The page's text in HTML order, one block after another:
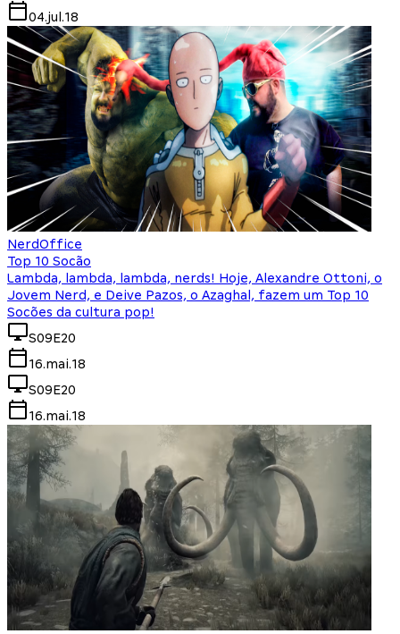
04.jul.18
NerdOffice
Top 10 Socão
Lambda, lambda, lambda, nerds! Hoje, Alexandre Ottoni, o
Jovem Nerd, e Deive Pazos, o Azaghal, fazem um Top 10
Socões da cultura pop!
S09E20
16.mai.18
S09E20
16.mai.18